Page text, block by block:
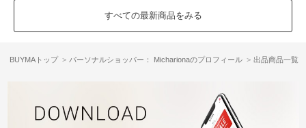
すべての最新商品をみる
BUYMAトップ パーソナルショッパー： Micharionaのプロフィール 出品商品一覧